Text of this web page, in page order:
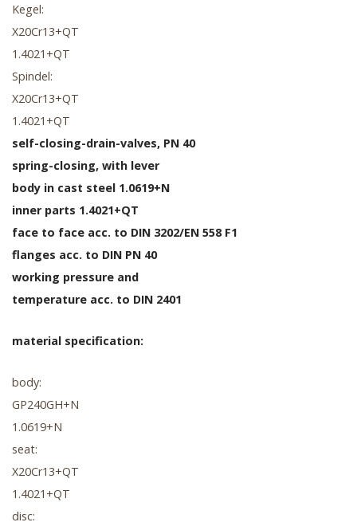
Kegel:
X20Cr13+QT
1.4021+QT
Spindel:
X20Cr13+QT
1.4021+QT
self-closing-drain-valves, PN 40
spring-closing, with lever
body in cast steel 1.0619+N
inner parts 1.4021+QT
face to face acc. to DIN 3202/EN 558 F1
flanges acc. to DIN PN 40
working pressure and
temperature acc. to DIN 2401
material specification:
body:
GP240GH+N
1.0619+N
seat:
X20Cr13+QT
1.4021+QT
disc: